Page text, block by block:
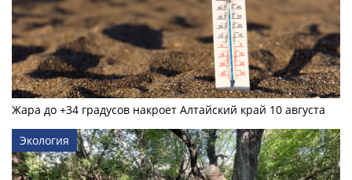
Жара до +34 градусов накроет Алтайский край 10 августа
Экология